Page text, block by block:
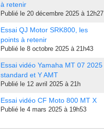
à retenir
Publié le 20 décembre 2025 à 12h27
Essai QJ Motor SRK800, les
points à retenir
Publié le 8 octobre 2025 à 21h43
Essai vidéo Yamaha MT 07 2025
standard et Y AMT
Publié le 12 avril 2025 à 21h
Essai vidéo CF Moto 800 MT X
Publié le 4 mars 2025 à 19h53